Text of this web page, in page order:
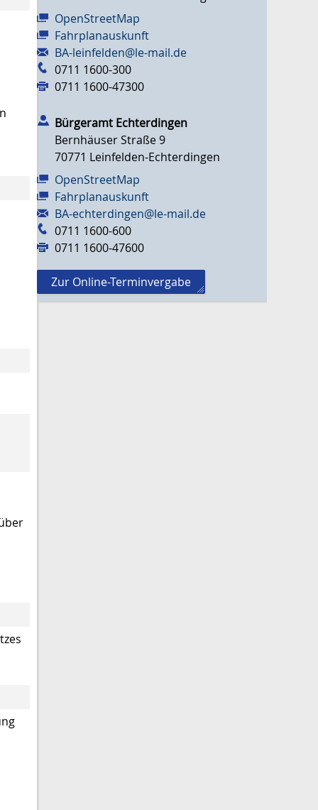
OpenStreetMap
Fahrplanauskunft
BA-leinfelden@le-mail.de
0711 1600-300
0711 1600-47300
Bürgeramt Echterdingen
Bernhäuser Straße 9
70771 Leinfelden-Echterdingen
OpenStreetMap
Fahrplanauskunft
BA-echterdingen@le-mail.de
0711 1600-600
0711 1600-47600
Zur Online-Terminvergabe